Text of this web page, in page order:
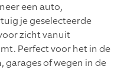
een auto,
je geselecteerde
zicht vanuit
Perfect voor het in de
of wegen in de